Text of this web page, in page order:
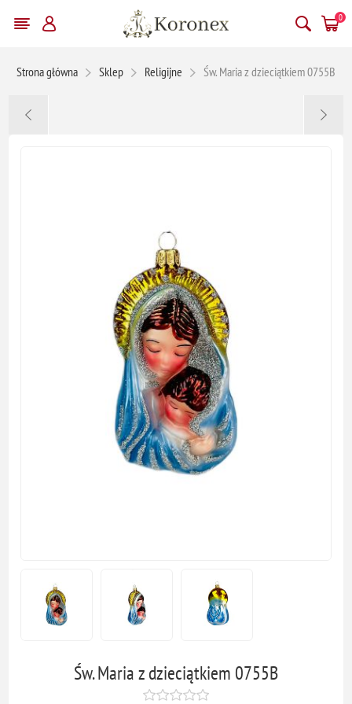
0
Strona główna Sklep Religijne Św. Maria z dzieciątkiem 0755B
Św. Maria z dzieciątkiem 0755B